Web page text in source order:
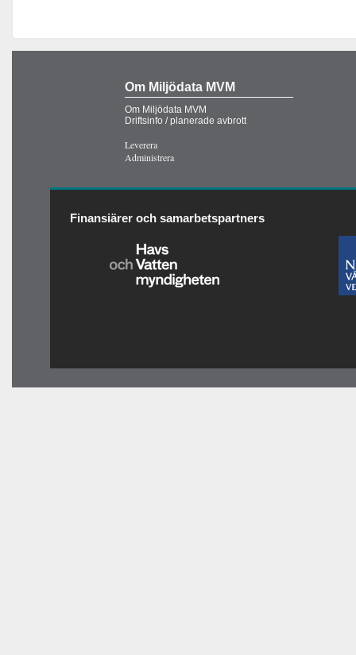
Om Miljödata MVM
Om Miljödata MVM
Driftsinfo / planerade avbrott
Leverera
Administrera
Finansiärer och samarbetspartners